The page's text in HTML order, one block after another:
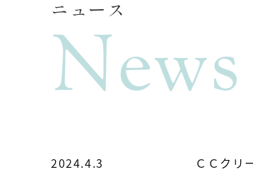
ニュース
News
2024.4.3 ＣＣクリ